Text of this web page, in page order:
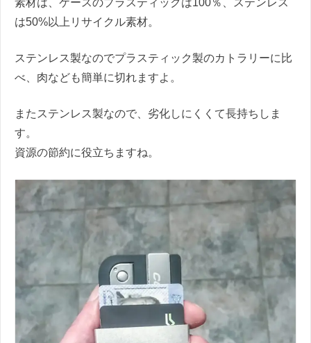
は50%以上リサイクル素材。
ステンレス製なのでプラスティック製のカトラリーに比
べ、肉なども簡単に切れますよ。
またステンレス製なので、劣化しにくくて長持ちしま
す。
資源の節約に役立ちますね。